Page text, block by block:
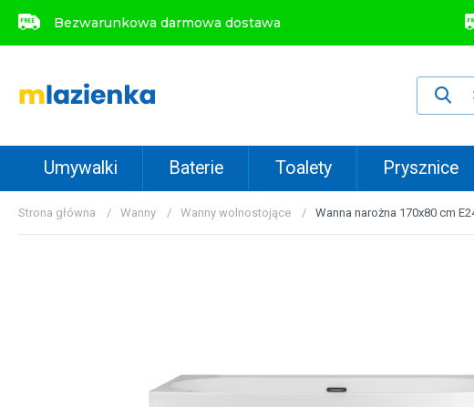
Bezwarunkowa darmowa dostawa
Umywalki Baterie Toalety Prysznice
Strona główna Wanny Wanny wolnostojące Wanna narożna 170x80 cm